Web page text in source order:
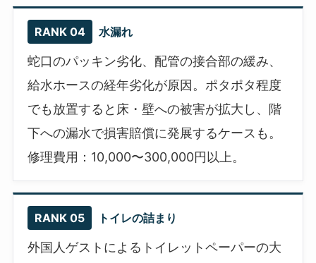
RANK 04 水漏れ
蛇口のパッキン劣化、配管の接合部の緩み、
給水ホースの経年劣化が原因。ポタポタ程度
でも放置すると床・壁への被害が拡大し、階
下への漏水で損害賠償に発展するケースも。
修理費用：10,000〜300,000円以上。
RANK 05 トイレの詰まり
外国人ゲストによるトイレットペーパーの大